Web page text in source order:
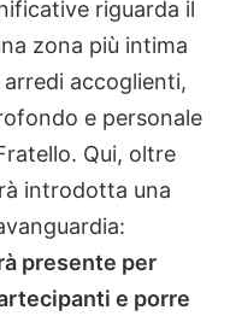
riguarda il
zona più intima
accoglienti,
e personale
Qui, oltre
introdotta una
presente per
e porre